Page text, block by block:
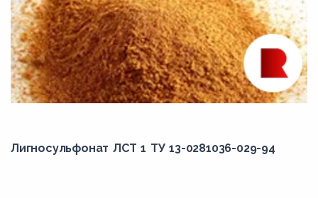
Лигносульфонат ЛСТ 1 ТУ 13-0281036-029-94